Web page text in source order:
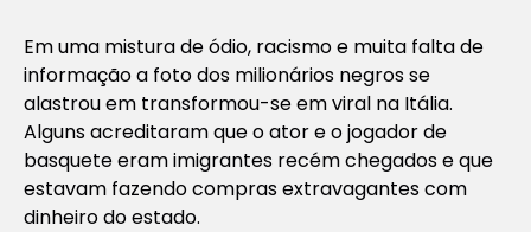
Em uma mistura de ódio, racismo e muita falta de
informação a foto dos milionários negros se
alastrou em transformou-se em viral na Itália.
Alguns acreditaram que o ator e o jogador de
basquete eram imigrantes recém chegados e que
estavam fazendo compras extravagantes com
dinheiro do estado.